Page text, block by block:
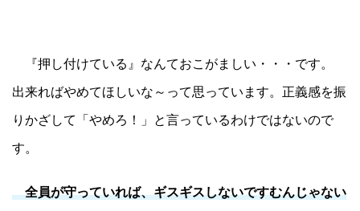
『押し付けている』なんておこがましい・・・です。
出来ればやめてほしいな～って思っています。正義感を振
りかざして「やめろ！」と言っているわけではないので
す。
全員が守っていれば、ギスギスしないですむんじゃない